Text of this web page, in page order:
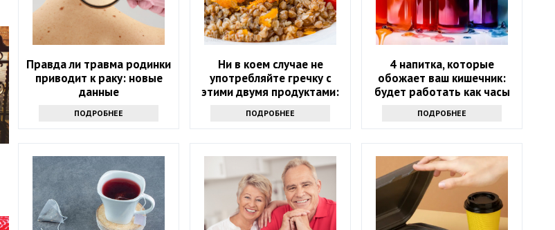
Правда ли травма родинки
приводит к раку: новые
данные
ПОДРОБНЕЕ
Ни в коем случае не
употребляйте гречку с
этими двумя продуктами:
последствия
ПОДРОБНЕЕ
4 напитка, которые
обожает ваш кишечник:
будет работать как часы
ПОДРОБНЕЕ